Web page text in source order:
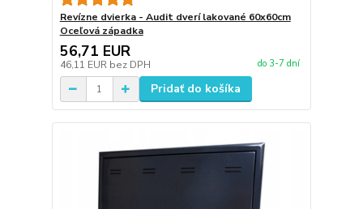
Revízne dvierka - Audit dverí lakované 60x60cm
Oceľová západka
56,71 EUR
46,11 EUR bez DPH do 3-7 dní
Pridať do košíka